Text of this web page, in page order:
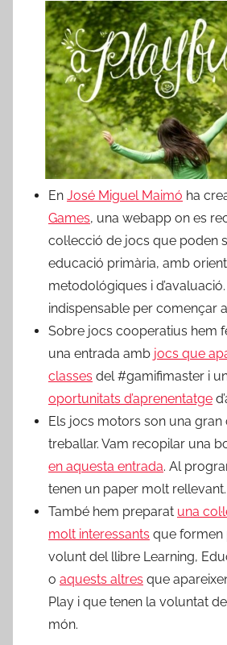
En José Miguel Maimó ha
Games, una webapp on es
col·lecció de jocs que poden
educació primària, amb
metodológiques i
indispensable per començar
Sobre jocs cooperatius hem
una entrada amb jocs que
classes del #gamifimaster i
oportunitats d’aprenentatge
Els jocs motors son una gran
treballar. Vam recopilar una
en aquesta entrada. Al
tenen un paper molt rellevant.
També hem preparat una
molt interessants que formen
volunt del llibre Learning,
o aquests altres que
Play i que tenen la voluntat
món.